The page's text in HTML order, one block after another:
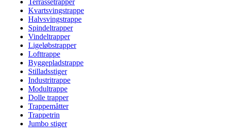
Terrassetrapper
Kvartsvingstrappe
Halvsvingstrappe
Spindeltrapper
Vindeltrapper
Ligeløbstrapper
Lofttrappe
Byggepladstrappe
Stilladsstiger
Industritrappe
Modultrappe
Dolle trapper
Trappemåtter
Trappetrin
Jumbo stiger